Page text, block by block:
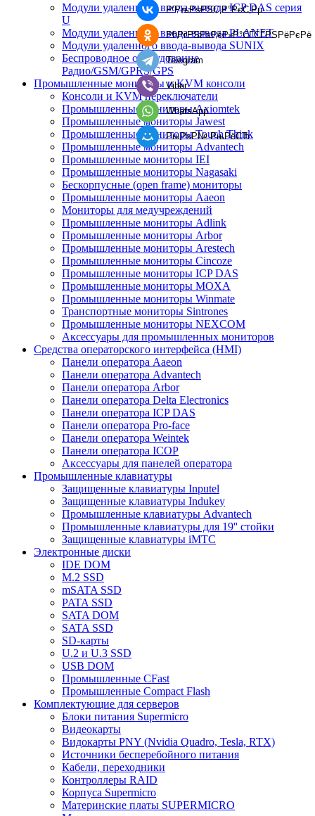
Модули удаленного ввода-вывода ICP DAS серия
U
Модули удаленного ввода-вывода PLANET
Модули удаленного ввода-вывода SUNIX
Беспроводное оборудование
Радио/GSM/GPRS/GPS
Промышленные мониторы и KVM консоли
Консоли и KVM переключатели
Промышленные мониторы Axiomtek
Промышленные мониторы Jawest
Промышленные мониторы Touch Think
Промышленные мониторы Advantech
Промышленные мониторы IEI
Промышленные мониторы Nagasaki
Бескорпусные (open frame) мониторы
Промышленные мониторы Aaeon
Мониторы для медучреждений
Промышленные мониторы Adlink
Промышленные мониторы Arbor
Промышленные мониторы Arestech
Промышленные мониторы Cincoze
Промышленные мониторы ICP DAS
Промышленные мониторы MOXA
Промышленные мониторы Winmate
Транспортные мониторы Sintrones
Промышленные мониторы NEXCOM
Аксессуары для промышленных мониторов
Средства операторского интерфейса (HMI)
Панели оператора Aaeon
Панели оператора Advantech
Панели оператора Arbor
Панели оператора Delta Electronics
Панели оператора ICP DAS
Панели оператора Pro-face
Панели оператора Weintek
Панели оператора ICOP
Аксессуары для панелей оператора
Промышленные клавиатуры
Защищенные клавиатуры Inputel
Защищенные клавиатуры Indukey
Промышленные клавиатуры Advantech
Промышленные клавиатуры для 19'' стойки
Защищенные клавиатуры iMTC
Электронные диски
IDE DOM
M.2 SSD
mSATA SSD
PATA SSD
SATA DOM
SATA SSD
SD-карты
U.2 и U.3 SSD
USB DOM
Промышленные CFast
Промышленные Compact Flash
Комплектующие для серверов
Блоки питания Supermicro
Видеокарты
Видокарты PNY (Nvidia Quadro, Tesla, RTX)
Источники бесперебойного питания
Кабели, переходники
Контроллеры RAID
Корпуса Supermicro
Материнские платы SUPERMICRO
Р’РљРѕРЅС‚Р°РєС‚Рµ
РћРґРЅРѕРєР»Р°СЃСЃРЅРёРєРё
Telegram
Viber
WhatsApp
РњРѕР№ РњРёСЂ